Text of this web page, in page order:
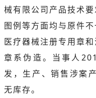
械有限公司产品技术
图例等方面均与原件
医疗器械注册专用章
章系伪造。当事人
发，生产、销售涉案
无库存。